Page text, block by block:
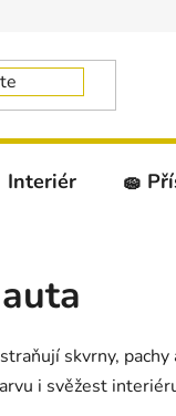
Interiér 🧽
skvrny,
i svěžest